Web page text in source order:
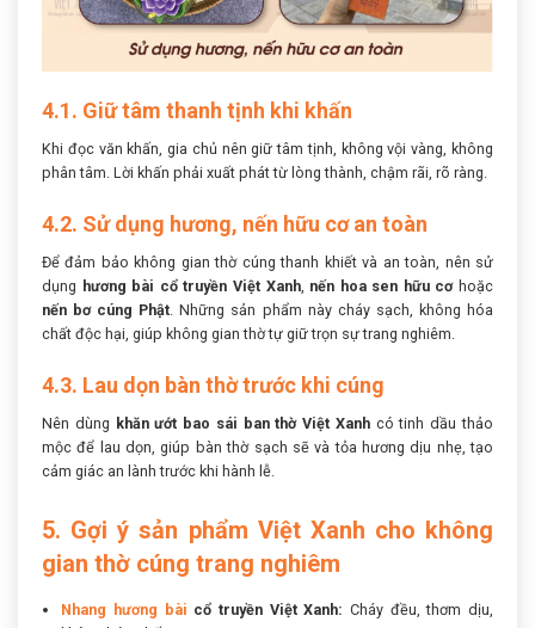
4.1. Giữ tâm thanh tịnh khi khấn
Khi đọc văn khấn, gia chủ nên giữ tâm tịnh, không vội vàng, không
phân tâm. Lời khấn phải xuất phát từ lòng thành, chậm rãi, rõ ràng.
4.2. Sử dụng hương, nến hữu cơ an toàn
Để đảm bảo không gian thờ cúng thanh khiết và an toàn, nên sử
dụng hương bài cổ truyền Việt Xanh, nến hoa sen hữu cơhoặc
nến bơ cúng Phật . Những sản phẩm này cháy sạch, không hóa
chất độc hại, giúp không gian thờ tự giữ trọn sự trang nghiêm.
4.3. Lau dọn bàn thờ trước khi cúng
Nên dùng khăn ướt bao sái ban thờ Việt Xanhcó tinh dầu thảo
mộc để lau dọn, giúp bàn thờ sạch sẽ và tỏa hương dịu nhẹ, tạo
cảm giác an lành trước khi hành lễ.
5. Gợi ý sản phẩm Việt Xanh cho không
gian thờ cúng trang nghiêm
Nhang hương bài cổ truyền Việt Xanh: Cháy đều, thơm dịu,